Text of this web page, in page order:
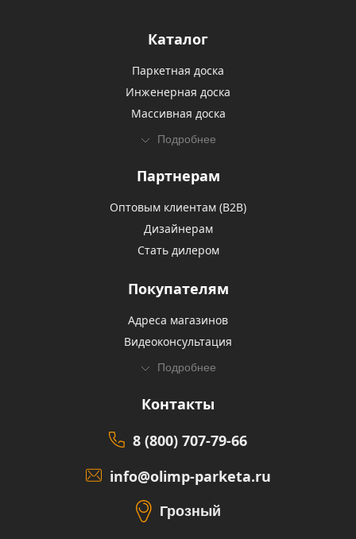
Каталог
Паркетная доска
Инженерная доска
Массивная доска
Подробнее
Партнерам
Оптовым клиентам (В2В)
Дизайнерам
Стать дилером
Покупателям
Адреса магазинов
Видеоконсультация
Подробнее
Контакты
8 (800) 707-79-66
info@olimp-parketa.ru
Грозный